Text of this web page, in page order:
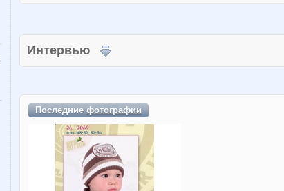
Интервью
Последниефотографии